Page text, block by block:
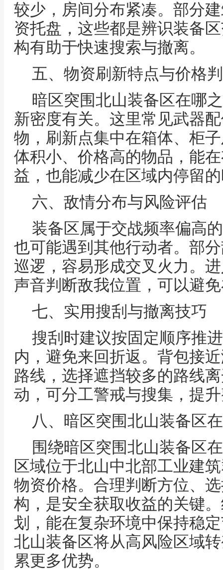
较少，房间分布紧凑。部分
资托盘，这些都是辨识装备
构有助于快速搜索与撤离。
五、物资刷新特点与价格
暗区突围北山装备区在哪
新密度有关。这里常见武器
物，刷新点集中在箱体、柜
体积小、价格高的物品，能
益，也能减少在区域内停留
六、敌情分布与风险评估
装备区属于交战频率偏高
也可能遇到其他行动者。部
巡逻，容易形成交叉火力。
声音判断敌我位置，可以避
七、实用搜刮与撤离技巧
搜刮时建议按固定顺序推
内，避免来回折返。背包接
路线，选择遮挡较多的路线
动，可分工警戒与搜集，提
八、暗区突围北山装备区
围绕暗区突围北山装备区
区域位于北山中北部工业建
物资价格。合理判断方位、
构，是安全获取收益的关键
划，能在复杂环境中保持稳
北山装备区将从高风险区域
累更多优势。